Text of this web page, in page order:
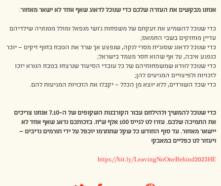
אנחנו מבקשים את העזרה שלכם כדי שנוכל לדאוג שאף אחד לא ישאר מאחור:
כדי שנוכל להשמיע את זעקתם של משפחות ג’ושי מנפאל ומולל מטנזניה שילדיהם
עדיין מוחזקים בשבי החמאס;
כדי שנוכל לדאוג שסוג’ית מסרי לנקה, שנפצע אך שרד את הטבח בחוף זיקים – יוכר
כנפגע איבה, על אף שהוא חסר מעמד בישראל;
כדי שנוכל לוודא שמשפחותיהם של כל עובדי הסיעוד שנרצחו בטבח הנורא יזכו
לזכויות ולפיצויים המגיעים להן;
כדי שכל השורדים, ללא יוצא מן הכלל – יקבלו את הזכויות המגיעות להם.
כדי שנוכל להמשיך ולהילחם עבור הקורבנות השקופים של ה-7.10 אנחנו צריכים
את התמיכה שלכם. עזרו לנו לגייס 100 אלף ש”ח. בזכותכם נדאג שאף אחד לא
יישאר מאחור. עד סוף החודש כל שקל שתתרמו יוכפל על ידי תורמים נדיבים –
ויעזור לנו כפליים במאבק!
https://bit.ly/LeavingNoOneBehind2023HE